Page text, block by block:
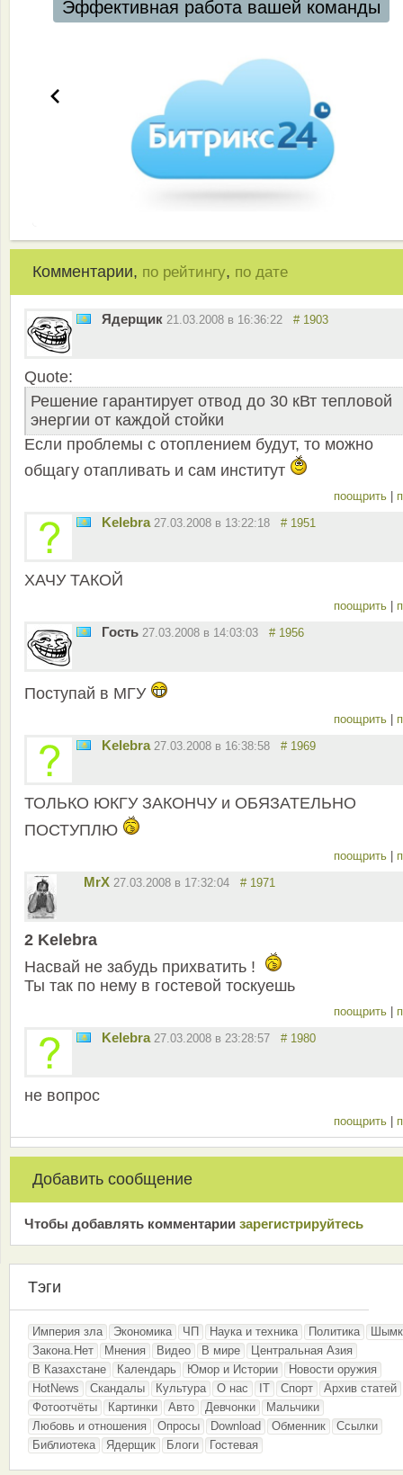
Эффективная работа вашей команды
Комментарии, по рейтингу, по дате
Ядерщик 21.03.2008 в 16:36:22 # 1903
Quote:
Решение гарантирует отвод до 30 кВт тепловой
энергии от каждой стойки
Если проблемы с отоплением будут, то можно
общагу отапливать и сам институт
поощрить
Kelebra 27.03.2008 в 13:22:18 # 1951
ХАЧУ ТАКОЙ
поощрить
Гость 27.03.2008 в 14:03:03 # 1956
Поступай в МГУ
поощрить
Kelebra 27.03.2008 в 16:38:58 # 1969
ТОЛЬКО ЮКГУ ЗАКОНЧУ и ОБЯЗАТЕЛЬНО
ПОСТУПЛЮ
поощрить
MrX 27.03.2008 в 17:32:04 # 1971
2 Kelebra
Насвай не забудь прихватить !
Ты так по нему в гостевой тоскуешь
поощрить
Kelebra 27.03.2008 в 23:28:57 # 1980
не вопрос
поощрить
Добавить сообщение
Чтобы добавлять комментарии зарeгиcтрирyйтeсь
Тэги
Империя зла Экономика ЧП Наука и техника Политика
Закона.Нет
Мнения Видео В мире
Центральная Азия
В Казахстане
Календарь Юмор и Истории
Новости оружия
HotNews
Скандалы Культура О нас IT Спорт
Архив статей
Фотоотчёты
Картинки Авто Девчонки
Мальчики
Любовь и отношения
Опросы Download Обменник
Ссылки
Библиотека
Ядерщик Блоги Гостевая